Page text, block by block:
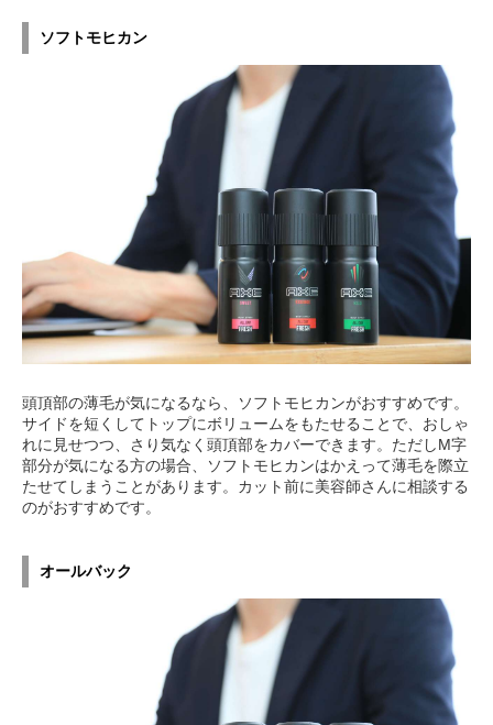
ソフトモヒカン
頭頂部の薄毛が気になるなら、ソフトモヒカンがおすすめです。
サイドを短くしてトップにボリュームをもたせることで、おしゃ
れに見せつつ、さり気なく頭頂部をカバーできます。ただしM字
部分が気になる方の場合、ソフトモヒカンはかえって薄毛を際立
たせてしまうことがあります。カット前に美容師さんに相談する
のがおすすめです。
オールバック